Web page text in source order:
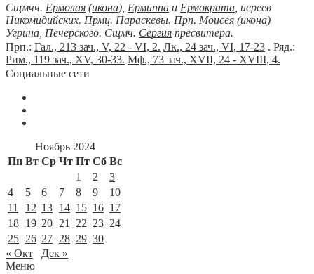
Сщмчч. Ермолая (икона), Ермиппа и Ермократа , иереев
Никомидийских. Прмц. Параскевы. Прп. Моисея (икона)
Угрина, Печерского. Сщмч. Сергия пресвитера.
Прп.: Гал., 213 зач., V, 22 - VI, 2. Лк., 24 зач., VI, 17-23 . Ряд.:
Рим., 119 зач., XV, 30-33. Мф., 73 зач., XVII, 24 - XVIII, 4.
Социальные сети
Ноябрь 2024
Пн Вт Ср Чт Пт Сб Вс
1
2
3
4
5 6 7 8 9
10
11
12 13 14 15 16 17
18 19 20 21 22 23 24
25 26 27 28 29 30
« Окт
Дек »
Меню